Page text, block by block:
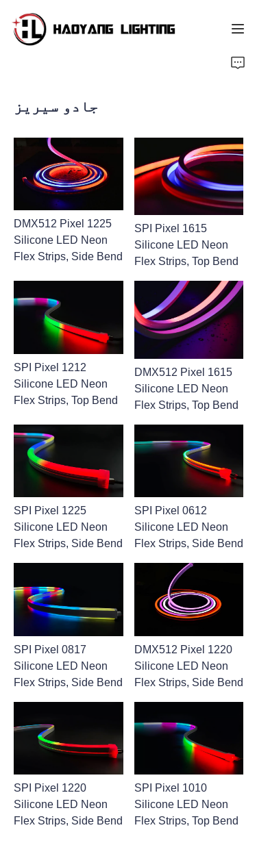
جادو سیریز
DMX512 Pixel 1225
Silicone LED Neon
Flex Strips, Side Bend
SPI Pixel 1615
Silicone LED Neon
Flex Strips, Top Bend
SPI Pixel 1212
Silicone LED Neon
Flex Strips, Top Bend
DMX512 Pixel 1615
Silicone LED Neon
Flex Strips, Top Bend
SPI Pixel 1225
Silicone LED Neon
Flex Strips, Side Bend
SPI Pixel 0612
Silicone LED Neon
Flex Strips, Side Bend
SPI Pixel 0817
Silicone LED Neon
Flex Strips, Side Bend
DMX512 Pixel 1220
Silicone LED Neon
Flex Strips, Side Bend
SPI Pixel 1220
Silicone LED Neon
Flex Strips, Side Bend
SPI Pixel 1010
Silicone LED Neon
Flex Strips, Top Bend
مصنوعات
ہمارے بارے میں
شخصیت بنائی گئی خدمت
وسائل
خبریں